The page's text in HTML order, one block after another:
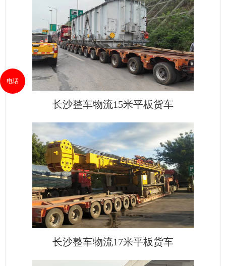
长沙整车物流15米平板货车
长沙整车物流17米平板货车
电话